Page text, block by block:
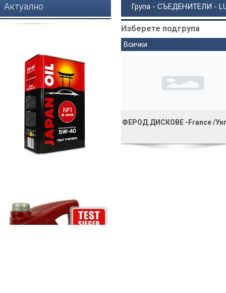
Актуално Група - СЪЕДЕНИТЕЛИ -
Изберете подгрупа
Всички
ФЕРОД.ДИСКОВЕ -France /